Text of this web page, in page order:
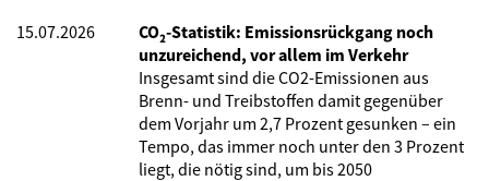
15.07.2026
CO₂-Statistik: Emissionsrückgang noch
unzureichend, vor allem im Verkehr
Insgesamt sind die CO2-Emissionen aus
Brenn- und Treibstoffen damit gegenüber
dem Vorjahr um 2,7 Prozent gesunken – ein
Tempo, das immer noch unter den 3 Prozent
liegt, die nötig sind, um bis 2050